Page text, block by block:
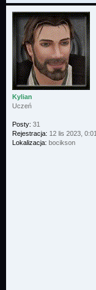
Kylian
Uczeń
Posty: 31
Rejestracja: 12 lis 2023, 0:01
Lokalizacja: bocikson